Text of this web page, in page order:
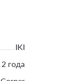
IKI
2 года